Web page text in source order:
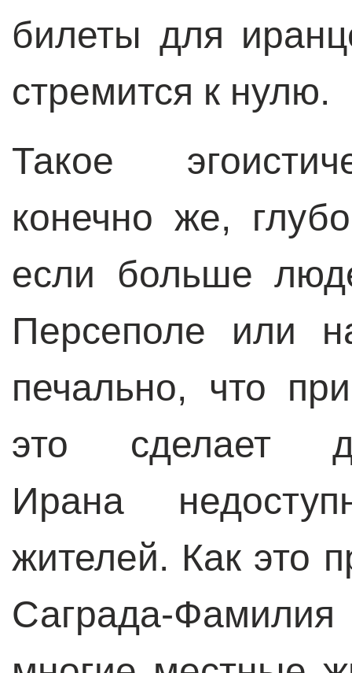
билеты для
стремится к нулю.
Такое
конечно же,
если больше
Персеполе или
печально, что
это сделает
Ирана
жителей. Как это
Саграда-